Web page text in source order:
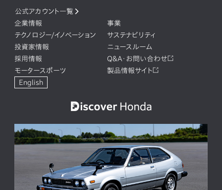
公式アカウント一覧
企業情報
事業
テクノロジー/イノベーション
サステナビリティ
投資家情報
ニュースルーム
採用情報
Q&A・お問い合わせ
モータースポーツ
製品情報サイト
English